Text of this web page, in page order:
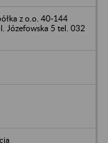
z o.o. 40-144
Józefowska 5 tel. 032